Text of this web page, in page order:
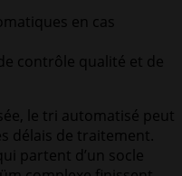
en cas
contrôle qualité et de
le tri automatisé peut
délais de traitement.
partent d’un socle